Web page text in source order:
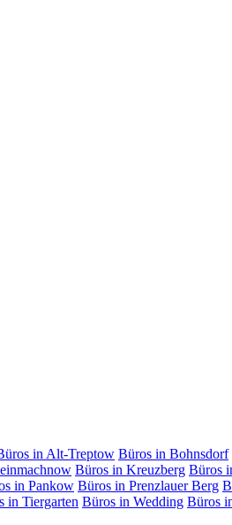
in Alt-Treptow Büros in Bohnsdorf
Büros in Kreuzberg Büros
in Pankow Büros in Prenzlauer Berg
in Tiergarten Büros in Wedding Büros